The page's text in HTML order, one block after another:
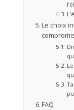
Le choix
FAQ